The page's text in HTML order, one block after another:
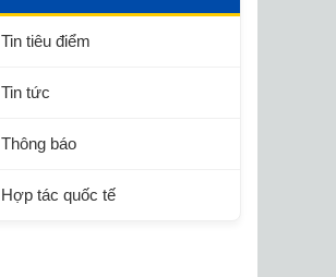
Tin tiêu điểm
Tin tức
Thông báo
Hợp tác quốc tế